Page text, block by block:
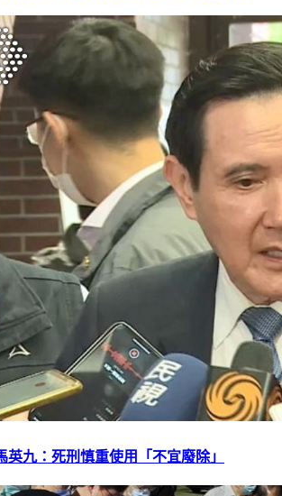
九：死刑慎重使用「不宜廢除」